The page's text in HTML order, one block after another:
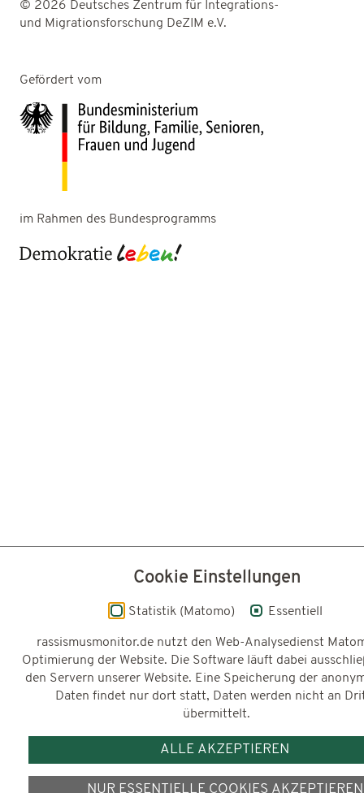
© 2026 Deutsches Zentrum für Integrations-
und Migrationsforschung DeZIM e.V.
Gefördert vom
im Rahmen des Bundesprogramms
Cookie Einstellungen
Statistik (Matomo) Essentiell
rassismusmonitor.de nutzt den Web-Analysedienst
Optimierung der Website. Die Software läuft dabei
den Servern unserer Website. Eine Speicherung der
Daten findet nur dort statt, Daten werden nicht an
übermittelt.
ALLE AKZEPTIEREN
NUR ESSENTIELLE COOKIES AKZEPTIEREN